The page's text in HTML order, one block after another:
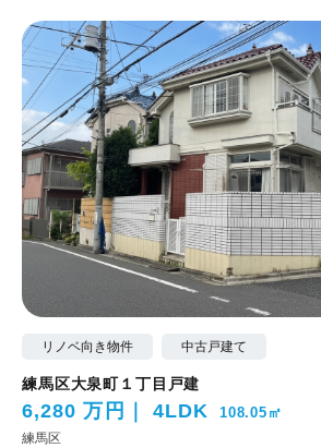
リノベ向き物件 中古戸建て
練馬区大泉町１丁目戸建
6,280 万円 4LDK 108.05㎡
練馬区